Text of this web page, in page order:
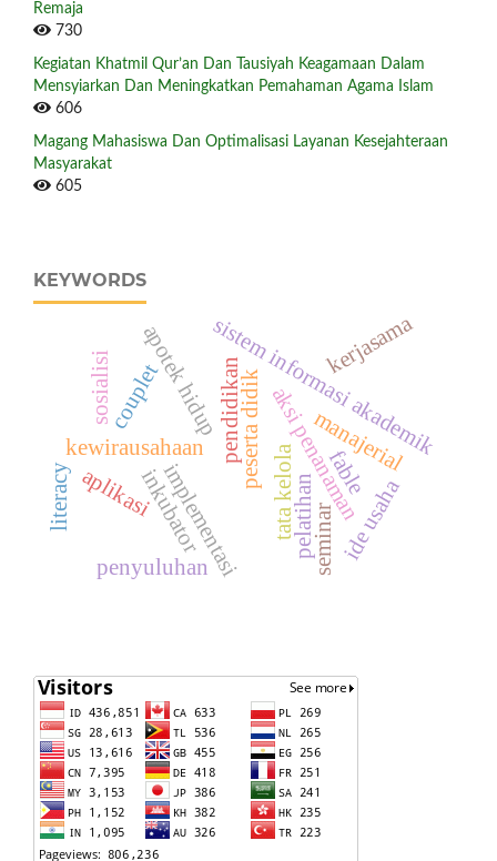
Remaja
730
Kegiatan Khatmil Qur’an Dan Tausiyah Keagamaan Dalam
Mensyiarkan Dan Meningkatkan Pemahaman Agama Islam
606
Magang Mahasiswa Dan Optimalisasi Layanan Kesejahteraan
Masyarakat
605
KEYWORDS
pendidikan
implementasi
inkubator
kewirausahaan sistem informasi akademik
peserta didikaksi penanaman
manajerial
tata kelola
apotek hidup
aplikasi
couplet
pelatihan ide usaha
kerjasama
penyuluhan
sosialisi
literacy fable
seminar